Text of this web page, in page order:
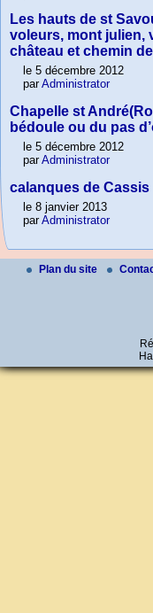
Les hauts de st
voleurs, mont julien,
château et chemin
le 5 décembre 2012
parAdministrator
Chapelle st
bédoule ou du pas
le 5 décembre 2012
parAdministrator
calanques de Cassis
le 8 janvier 2013
parAdministrator
Plan du site